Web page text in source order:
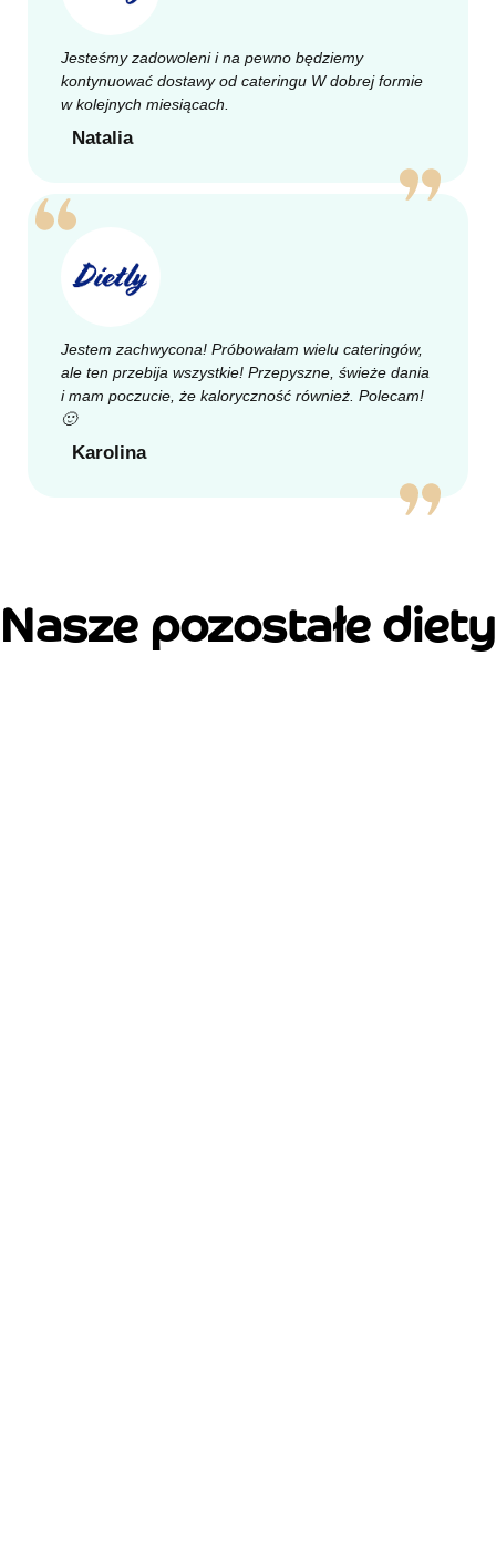
Jesteśmy zadowoleni i na pewno będziemy
kontynuować dostawy od cateringu W dobrej formie
w kolejnych miesiącach.
Natalia
Jestem zachwycona! Próbowałam wielu cateringów,
ale ten przebija wszystkie! Przepyszne, świeże dania
i mam poczucie, że kaloryczność również. Polecam!
🙂
Karolina
Nasze pozostałe diety